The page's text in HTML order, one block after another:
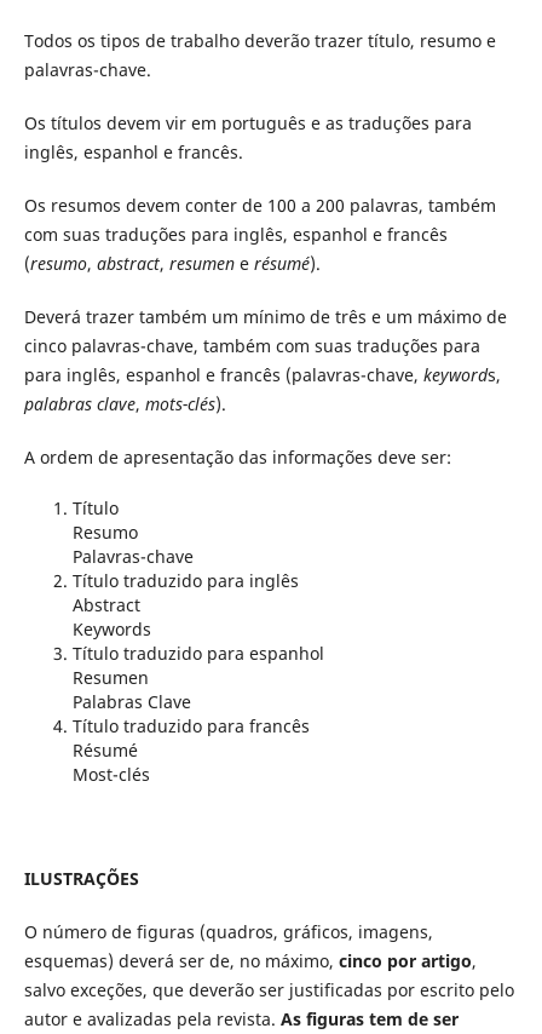
Todos os tipos de trabalho deverão trazer título, resumo e
palavras-chave.
Os títulos devem vir em português e as traduções para
inglês, espanhol e francês.
Os resumos devem conter de 100 a 200 palavras, também
com suas traduções para inglês, espanhol e francês
(resumo, abstract, resumen e résumé).
Deverá trazer também um mínimo de três e um máximo de
cinco palavras-chave, também com suas traduções para
para inglês, espanhol e francês (palavras-chave, keywords,
palabras clave, mots-clés).
A ordem de apresentação das informações deve ser:
Título
Resumo
Palavras-chave
Título traduzido para inglês
Abstract
Keywords
Título traduzido para espanhol
Resumen
Palabras Clave
Título traduzido para francês
Résumé
Most-clés
ILUSTRAÇÕES
O número de figuras (quadros, gráficos, imagens,
esquemas) deverá ser de, no máximo, cinco por artigo,
salvo exceções, que deverão ser justificadas por escrito pelo
autor e avalizadas pela revista. As figuras tem de ser